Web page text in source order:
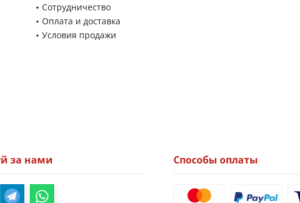
Сотрудничество
Оплата и доставка
Условия продажи
за нами Способы оплаты